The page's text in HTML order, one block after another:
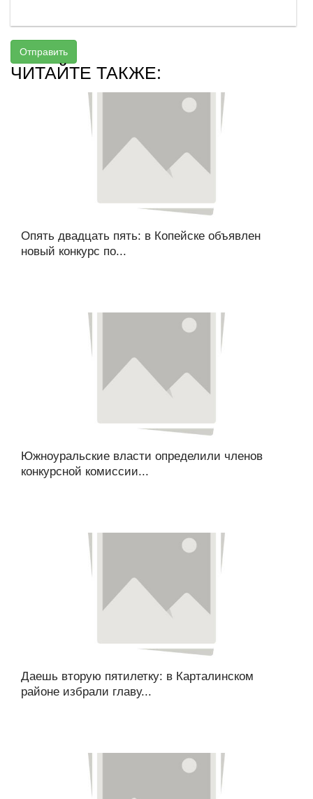
Отправить
ЧИТАЙТЕ ТАКЖЕ:
Опять двадцать пять: в Копейске объявлен
новый конкурс по...
Южноуральские власти определили членов
конкурсной комиссии...
Даешь вторую пятилетку: в Карталинском
районе избрали главу...